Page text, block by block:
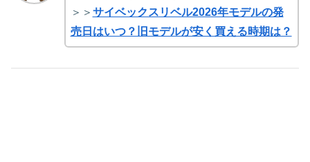
＞＞ サイベックスリベル2026年モデルの発
売日はいつ？旧モデルが安く買える時期は？